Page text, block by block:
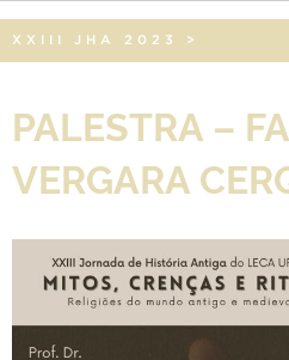
XXIII JHA 2023 >
PALESTRA –
VERGARA